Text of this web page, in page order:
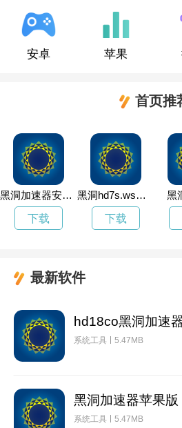
安卓 苹果
首页推
黑洞加速器安卓版41.70mb
下载
黑洞hd7s.ws加速器
下载
黑
最新软件
hd18co黑洞加速
系统工具 5.47MB
黑洞加速器苹果版
系统工具 5.47MB